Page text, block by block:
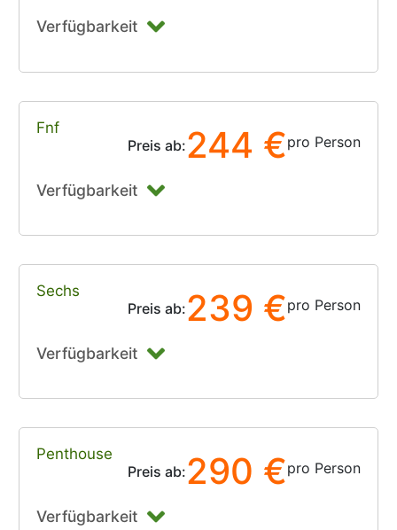
Verfügbarkeit
Fnf
Preis ab:244 €pro Person
Verfügbarkeit
Sechs
Preis ab:239 €pro Person
Verfügbarkeit
Penthouse
Preis ab:290 €pro Person
Verfügbarkeit